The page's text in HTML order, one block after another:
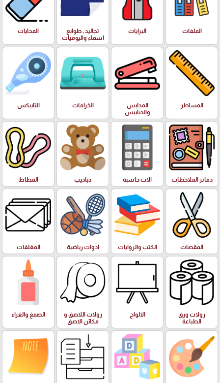
الملفات البرايات
تجاليد , طوابع
اسماء واليوميات
المحايات
المساطر
المدابس
والدبابيس
الخرامات التايبكس
دفاتر الملاحظات الات حاسبة دباديب المطاط
المقصات الكتب والروايات ادوات رياضية المغلفات
رولات ورق
الطباعة
الالواح
رولات اللاصق و
مكائن الاصق
الصمغ والغراء